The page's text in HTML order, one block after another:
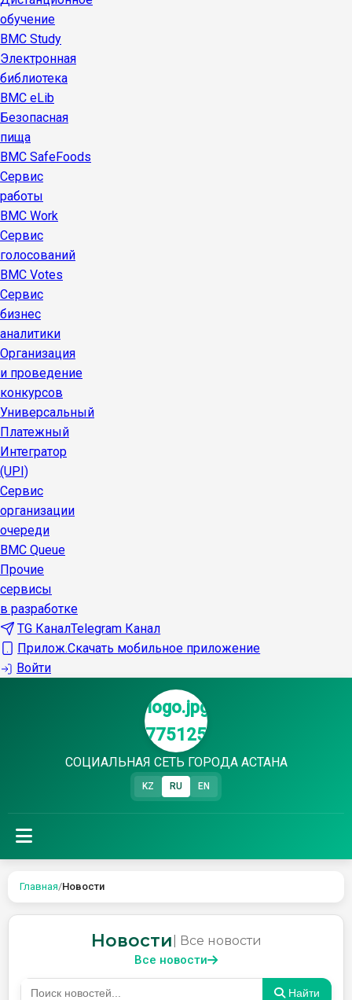
обучение
BMC Study
Электронная
библиотека
BMC eLib
Безопасная
пища
BMC SafeFoods
Сервис
работы
BMC Work
Сервис
голосований
BMC Votes
Сервис
бизнес
аналитики
Организация
и проведение
конкурсов
Универсальный
Платежный
Интегратор
(UPI)
Сервис
организации
очереди
BMC Queue
Прочие
сервисы
в разработке
TG КаналTelegram Канал
Прилож.Скачать мобильное приложение
Войти
СОЦИАЛЬНАЯ СЕТЬ ГОРОДА АСТАНА
KZ RU EN
Главная/Новости
Новости | Все новости
Все новости
Найти